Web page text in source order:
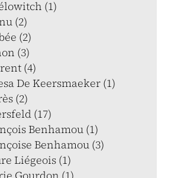
(1)
(2)
(2)
(3)
(4)
De Keersmaeker (1)
(2)
(17)
Benhamou (1)
Benhamou (3)
Liégeois (1)